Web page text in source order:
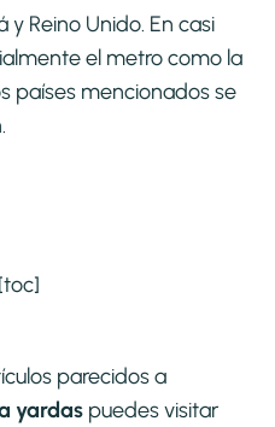
y Reino Unido. En casi
el metro como la
países mencionados se
[toc]
parecidos a
yardas puedes visitar